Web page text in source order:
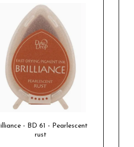
- BD 61 - Pearlescent
rust